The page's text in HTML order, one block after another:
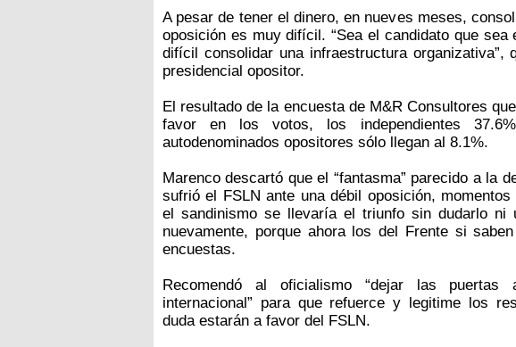
A pesar de tener el dinero, en nueves meses,
oposición es muy difícil. “Sea el candidato que
difícil consolidar una infraestructura organizativa”,
presidencial opositor.
El resultado de la encuesta de M&R Consultores
favor en los votos, los independientes
autodenominados opositores sólo llegan al 8.1%.
Marenco descartó que el “fantasma” parecido a la
sufrió el FSLN ante una débil oposición,
el sandinismo se llevaría el triunfo sin dudarlo ni
nuevamente, porque ahora los del Frente si
encuestas.
Recomendó al oficialismo “dejar las puertas
internacional” para que refuerce y legitime los
duda estarán a favor del FSLN.